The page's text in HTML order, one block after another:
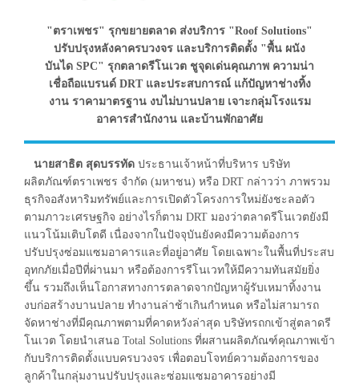
"ตราเพชร" รุกขยายตลาด ส่งบริการ "Roof Solutions"
ปรับปรุงหลังคาครบวงจร และบริการติดตั้ง "พื้น ผนัง
บันได SPC" รุกตลาดรีโนเวต ชูจุดเด่นคุณภาพ ความน่า
เชื่อถือแบรนด์ DRT และประสบการณ์ แก้ปัญหาช่างทิ้ง
งาน ราคามาตรฐาน งบไม่บานปลาย เจาะกลุ่มโรงแรม
อาคารสำนักงาน และบ้านพักอาศัย
นายสาธิต สุดบรรทัด ประธานเจ้าหน้าที่บริหาร บริษัท
ผลิตภัณฑ์ตราเพชร จำกัด (มหาชน) หรือ DRT กล่าวว่า ภาพรวม
ธุรกิจอสังหาริมทรัพย์และการเปิดตัวโครงการใหม่ยังชะลอตัว
ตามภาวะเศรษฐกิจ อย่างไรก็ตาม DRT มองว่าตลาดรีโนเวตยังมี
แนวโน้มเติบโตดี เนื่องจากในปัจจุบันยังคงมีความต้องการ
ปรับปรุงซ่อมแซมอาคารและที่อยู่อาศัย โดยเฉพาะในพื้นที่ประสบ
อุทกภัยเมื่อปีที่ผ่านมา หรือต้องการรีโนเวทให้มีความทันสมัยยิ่ง
ขึ้น รวมถึงเห็นโอกาสทางการตลาดจากปัญหาผู้รับเหมาทิ้งงาน
งบก่อสร้างบานปลาย ทำงานล่าช้าเกินกำหนด หรือไม่สามารถ
จัดหาช่างที่มีคุณภาพตามที่คาดหวังล่าสุด บริษัทรถกเข้าสู่ตลาดรี
โนเวต โดยนำเสนอ Total Solutions ที่ผสานผลิตภัณฑ์คุณภาพเข้า
กับบริการติดตั้งแบบครบวงจร เพื่อตอบโจทย์ความต้องการของ
ลูกค้าในกลุ่มงานปรับปรุงและซ่อมแซมอาคารอย่างมี